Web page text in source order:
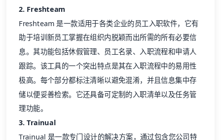
2. Freshteam
Freshteam 是一款适用于各类企业的员工入职软件，它有
助于培训新员工掌握在组织内脱颖而出所需的所有必要信
息。其功能包括休假管理、员工名录、入职流程和申请人
跟踪。该工具的一个突出特点是其在入职流程中的易用性
极高。每个部分都标注清晰以避免混淆，并且信息集中存
储以便妥善检索。它还具备可定制的入职清单以及任务管
理功能。
3. Trainual
Trainual 是一款专门设计的解决方案，通过包含您公司特